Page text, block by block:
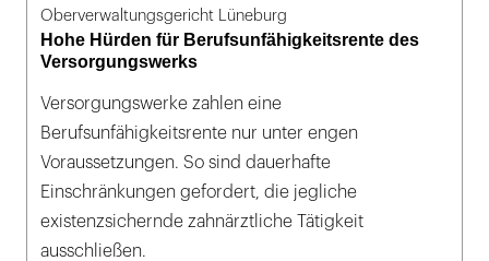
Oberverwaltungsgericht Lüneburg
Hohe Hürden für Berufsunfähigkeitsrente des
Versorgungswerks
Versorgungswerke zahlen eine
Berufsunfähigkeitsrente nur unter engen
Voraussetzungen. So sind dauerhafte
Einschränkungen gefordert, die jegliche
existenzsichernde zahnärztliche Tätigkeit
ausschließen.